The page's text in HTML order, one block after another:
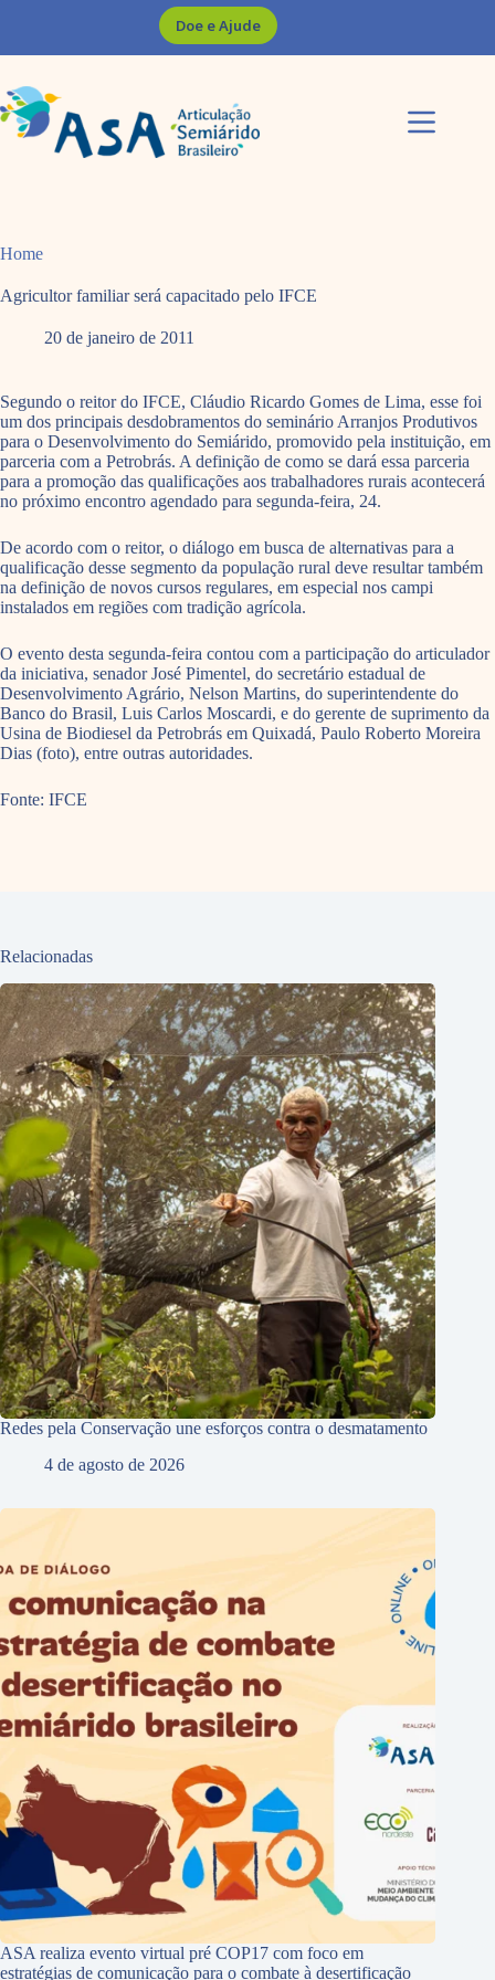
Doe e Ajude
Home
Agricultor familiar será capacitado pelo IFCE
20 de janeiro de 2011
Segundo o reitor do IFCE, Cláudio Ricardo Gomes de Lima, esse foi
um dos principais desdobramentos do seminário Arranjos Produtivos
para o Desenvolvimento do Semiárido, promovido pela instituição, em
parceria com a Petrobrás. A definição de como se dará essa parceria
para a promoção das qualificações aos trabalhadores rurais acontecerá
no próximo encontro agendado para segunda-feira, 24.
De acordo com o reitor, o diálogo em busca de alternativas para a
qualificação desse segmento da população rural deve resultar também
na definição de novos cursos regulares, em especial nos campi
instalados em regiões com tradição agrícola.
O evento desta segunda-feira contou com a participação do articulador
da iniciativa, senador José Pimentel, do secretário estadual de
Desenvolvimento Agrário, Nelson Martins, do superintendente do
Banco do Brasil, Luis Carlos Moscardi, e do gerente de suprimento da
Usina de Biodiesel da Petrobrás em Quixadá, Paulo Roberto Moreira
Dias (foto), entre outras autoridades.
Fonte: IFCE
Relacionadas
Redes pela Conservação une esforços contra o desmatamento
4 de agosto de 2026
ASA realiza evento virtual pré COP17 com foco em
estratégias de comunicação para o combate à desertificação